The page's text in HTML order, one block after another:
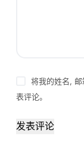
将我的姓名,
表评论。
发表评论